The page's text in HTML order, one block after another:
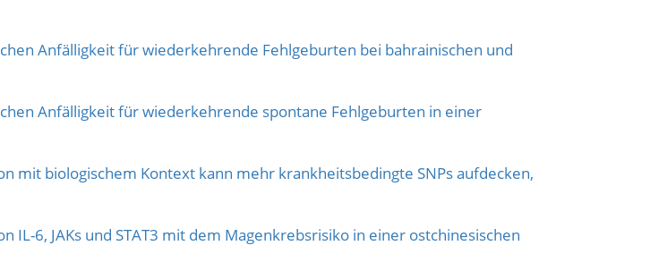
Anfälligkeit für wiederkehrende Fehlgeburten bei bahrainischen und
Anfälligkeit für wiederkehrende spontane Fehlgeburten in einer
mit biologischem Kontext kann mehr krankheitsbedingte SNPs aufdecken,
6, JAKs und STAT3 mit dem Magenkrebsrisiko in einer ostchinesischen